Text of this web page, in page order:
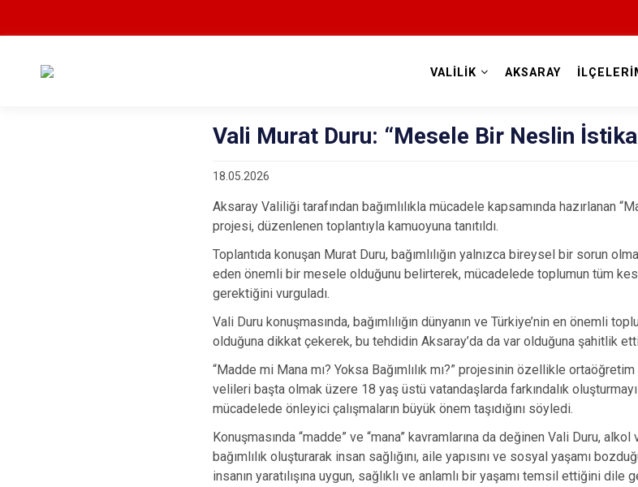
VALİLİK AKSARAY
Vali Murat Duru: “Mesele Bir Neslin
18.05.2026
Aksaray Valiliği tarafından bağımlılıkla mücadele kapsamında hazırlanan
projesi, düzenlenen toplantıyla kamuoyuna tanıtıldı.
Toplantıda konuşan Murat Duru, bağımlılığın yalnızca bireysel bir sorun
eden önemli bir mesele olduğunu belirterek, mücadelede toplumun tüm
gerektiğini vurguladı.
Vali Duru konuşmasında, bağımlılığın dünyanın ve Türkiye’nin en önemli
olduğuna dikkat çekerek, bu tehdidin Aksaray’da da var olduğuna şahitlik
“Madde mi Mana mı? Yoksa Bağımlılık mı?” projesinin özellikle
velileri başta olmak üzere 18 yaş üstü vatandaşlarda farkındalık oluşturmayı
mücadelede önleyici çalışmaların büyük önem taşıdığını söyledi.
Konuşmasında “madde” ve “mana” kavramlarına da değinen Vali Duru,
bağımlılık oluşturarak insan sağlığını, aile yapısını ve sosyal yaşamı
insanın yaratılışına uygun, sağlıklı ve anlamlı bir yaşamı temsil ettiğini